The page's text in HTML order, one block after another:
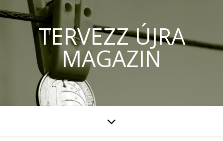
TERVEZZ ÚJRA
MAGAZIN